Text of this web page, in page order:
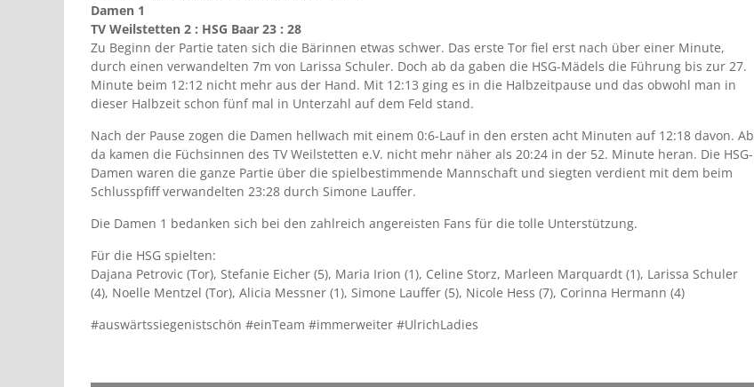
Damen 1
TV Weilstetten 2 : HSG Baar 23 : 28
Zu Beginn der Partie taten sich die Bärinnen etwas schwer. Das erste Tor fiel erst nach über einer Minute,
durch einen verwandelten 7m von Larissa Schuler. Doch ab da gaben die HSG-Mädels die Führung bis zur 27.
Minute beim 12:12 nicht mehr aus der Hand. Mit 12:13 ging es in die Halbzeitpause und das obwohl man in
dieser Halbzeit schon fünf mal in Unterzahl auf dem Feld stand.
Nach der Pause zogen die Damen hellwach mit einem 0:6-Lauf in den ersten acht Minuten auf 12:18 davon. Ab
da kamen die Füchsinnen des TV Weilstetten e.V. nicht mehr näher als 20:24 in der 52. Minute heran. Die HSG-
Damen waren die ganze Partie über die spielbestimmende Mannschaft und siegten verdient mit dem beim
Schlusspfiff verwandelten 23:28 durch Simone Lauffer.
Die Damen 1 bedanken sich bei den zahlreich angereisten Fans für die tolle Unterstützung.
Für die HSG spielten:
Dajana Petrovic (Tor), Stefanie Eicher (5), Maria Irion (1), Celine Storz, Marleen Marquardt (1), Larissa Schuler
(4), Noelle Mentzel (Tor), Alicia Messner (1), Simone Lauffer (5), Nicole Hess (7), Corinna Hermann (4)
#auswärtssiegenistschön #einTeam #immerweiter #UlrichLadies